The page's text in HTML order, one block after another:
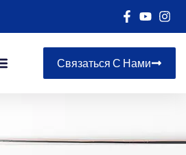
Связаться С Нами